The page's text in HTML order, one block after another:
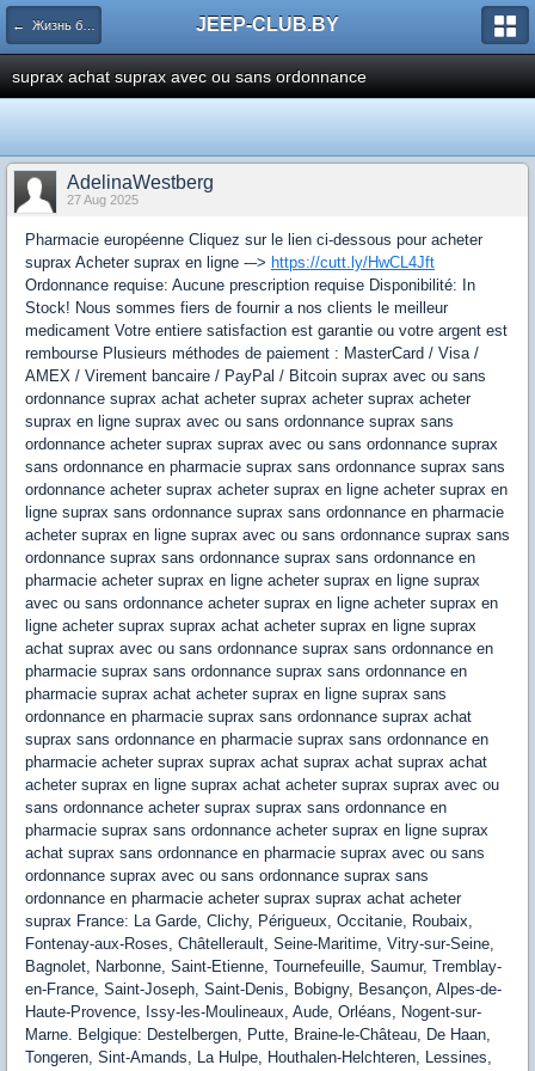
← Жизнь белорусского Jeep клуба JEEP-CLUB.BY
suprax achat suprax avec ou sans ordonnance
AdelinaWestberg
27 Aug 2025
Pharmacie européenne Cliquez sur le lien ci-dessous pour acheter
suprax Acheter suprax en ligne -–> https://cutt.ly/HwCL4Jft
Ordonnance requise: Aucune prescription requise Disponibilité: In
Stock! Nous sommes fiers de fournir a nos clients le meilleur
medicament Votre entiere satisfaction est garantie ou votre argent est
rembourse Plusieurs méthodes de paiement : MasterCard / Visa /
AMEX / Virement bancaire / PayPal / Bitcoin suprax avec ou sans
ordonnance suprax achat acheter suprax acheter suprax acheter
suprax en ligne suprax avec ou sans ordonnance suprax sans
ordonnance acheter suprax suprax avec ou sans ordonnance suprax
sans ordonnance en pharmacie suprax sans ordonnance suprax sans
ordonnance acheter suprax acheter suprax en ligne acheter suprax en
ligne suprax sans ordonnance suprax sans ordonnance en pharmacie
acheter suprax en ligne suprax avec ou sans ordonnance suprax sans
ordonnance suprax sans ordonnance suprax sans ordonnance en
pharmacie acheter suprax en ligne acheter suprax en ligne suprax
avec ou sans ordonnance acheter suprax en ligne acheter suprax en
ligne acheter suprax suprax achat acheter suprax en ligne suprax
achat suprax avec ou sans ordonnance suprax sans ordonnance en
pharmacie suprax sans ordonnance suprax sans ordonnance en
pharmacie suprax achat acheter suprax en ligne suprax sans
ordonnance en pharmacie suprax sans ordonnance suprax achat
suprax sans ordonnance en pharmacie suprax sans ordonnance en
pharmacie acheter suprax suprax achat suprax achat suprax achat
acheter suprax en ligne suprax achat acheter suprax suprax avec ou
sans ordonnance acheter suprax suprax sans ordonnance en
pharmacie suprax sans ordonnance acheter suprax en ligne suprax
achat suprax sans ordonnance en pharmacie suprax avec ou sans
ordonnance suprax avec ou sans ordonnance suprax sans
ordonnance en pharmacie acheter suprax suprax achat acheter
suprax France: La Garde, Clichy, Périgueux, Occitanie, Roubaix,
Fontenay-aux-Roses, Châtellerault, Seine-Maritime, Vitry-sur-Seine,
Bagnolet, Narbonne, Saint-Etienne, Tournefeuille, Saumur, Tremblay-
en-France, Saint-Joseph, Saint-Denis, Bobigny, Besançon, Alpes-de-
Haute-Provence, Issy-les-Moulineaux, Aude, Orléans, Nogent-sur-
Marne. Belgique: Destelbergen, Putte, Braine-le-Château, De Haan,
Tongeren, Sint-Amands, La Hulpe, Houthalen-Helchteren, Lessines,